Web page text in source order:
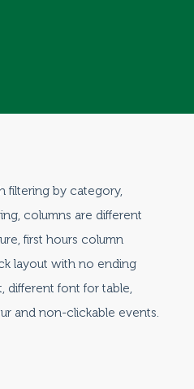
filtering by category,
columns are different
first hours column
layout with no ending
different font for table,
and non-clickable events.